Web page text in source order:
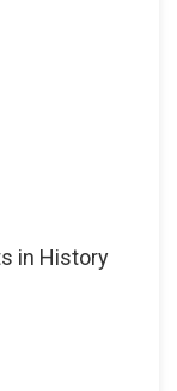
in History